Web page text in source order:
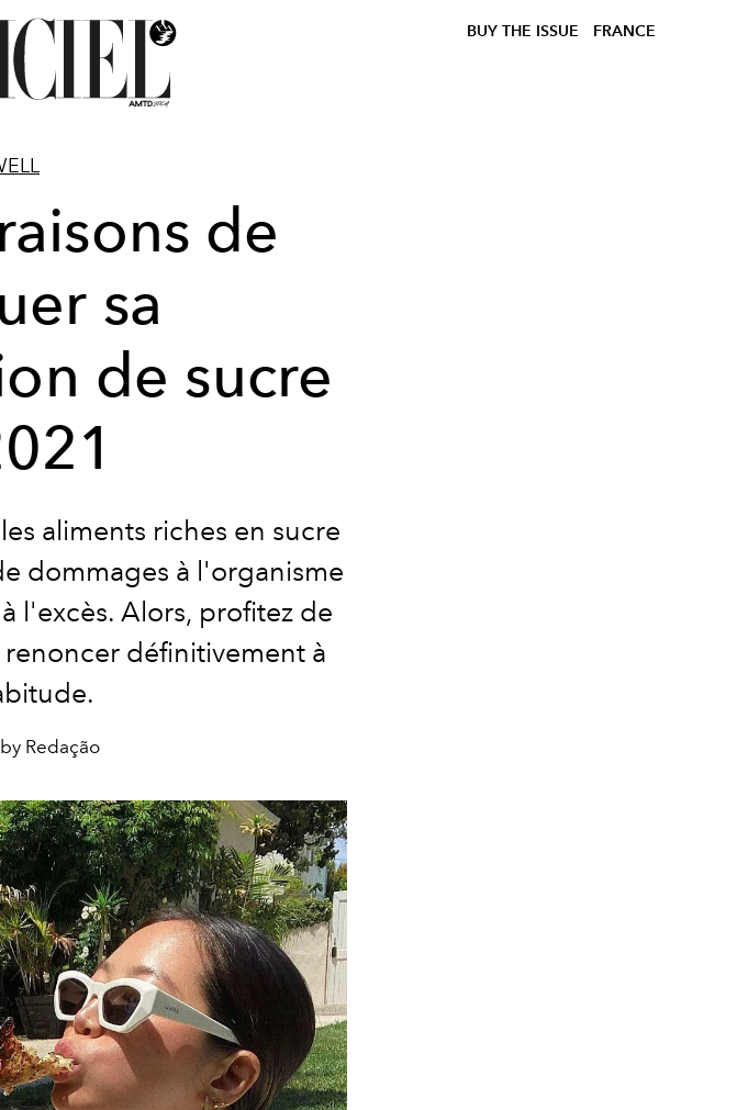
BUY THE ISSUE FRANCE
de
sa
de sucre
aliments riches en sucre
dommages à l'organisme
l'excès. Alors, profitez de
définitivement à
Redação